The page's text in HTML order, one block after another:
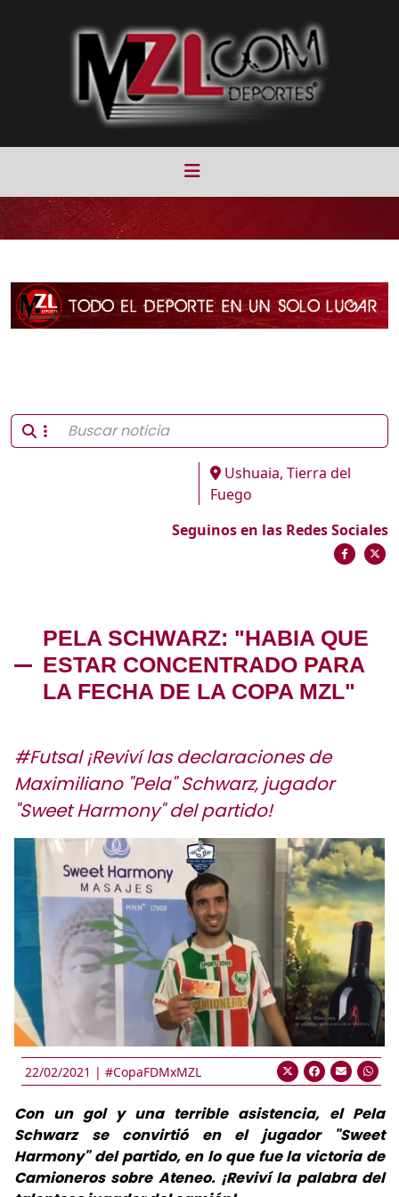
Ushuaia, Tierra del
Fuego
Seguinos en las Redes Sociales
PELA SCHWARZ: "HABIA QUE
ESTAR CONCENTRADO PARA
LA FECHA DE LA COPA MZL"
#Futsal ¡Reviví las declaraciones de
Maximiliano "Pela" Schwarz, jugador
"Sweet Harmony" del partido!
22/02/2021 | #CopaFDMxMZL
Con un gol y una terrible asistencia, el Pela
Schwarz se convirtió en el jugador "Sweet
Harmony" del partido, en lo que fue la victoria de
Camioneros sobre Ateneo. ¡Reviví la palabra del